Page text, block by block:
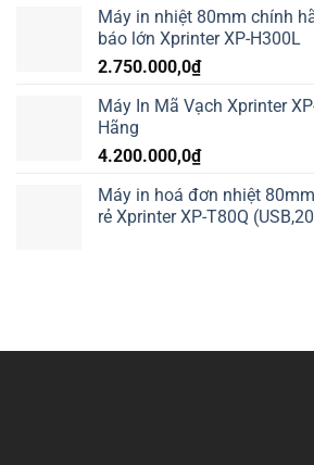
Máy in nhiệt 80mm chính
báo lớn Xprinter XP-H300L
2.750.000,0₫
Máy In Mã Vạch Xprinter
Hãng
4.200.000,0₫
Máy in hoá đơn nhiệt
rẻ Xprinter XP-T80Q